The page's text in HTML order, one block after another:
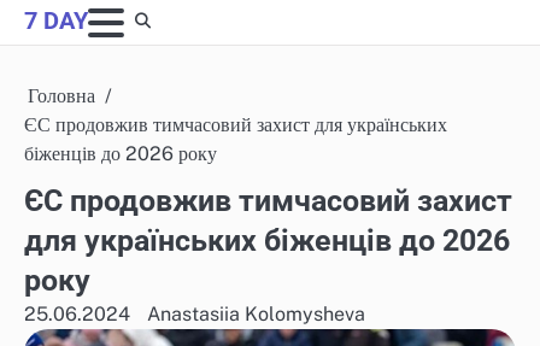
Skip
to
7 DAY
Головна
ЄС продовжив тимчасовий захист для українських
біженців до 2026 року
ЄС продовжив тимчасовий захист
для українських біженців до 2026
року
25.06.2024 Anastasiia Kolomysheva